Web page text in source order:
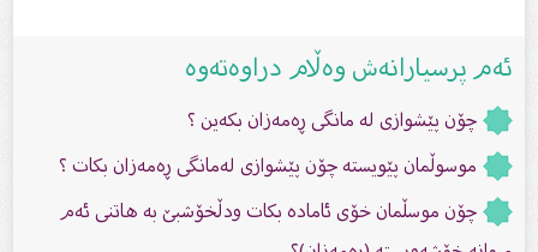
ئەم پرسیارانەش وەڵام دراوەتەوە
چۆن پێشوازى لە مانگى ڕەمەزان بكەین ؟
موسوڵمان پێویستە چۆن پێشوازی لەمانگی ڕەمەزان بکات ؟
چۆن موسڵمان خۆى ئامادە بکات ودڵخۆشبێ بە هاتنى ئەم